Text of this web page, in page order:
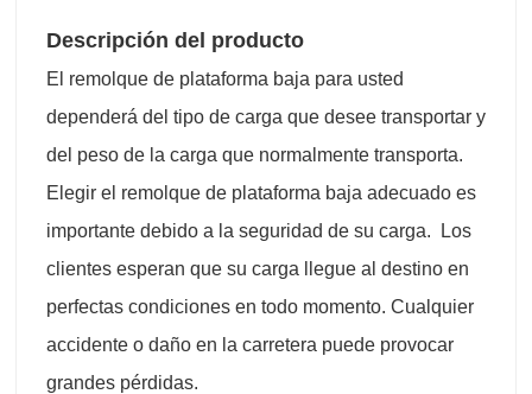
Descripción del producto
El remolque de plataforma baja para usted
dependerá del tipo de carga que desee transportar y
del peso de la carga que normalmente transporta.
Elegir el remolque de plataforma baja adecuado es
importante debido a la seguridad de su carga. Los
clientes esperan que su carga llegue al destino en
perfectas condiciones en todo momento. Cualquier
accidente o daño en la carretera puede provocar
grandes pérdidas.